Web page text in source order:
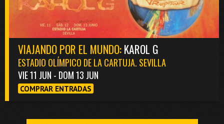
VIAJANDO POR EL MUNDO:KAROL G
ESTADIO OLÍMPICO DE LA CARTUJA. SEVILLA
VIE 11 JUN - DOM 13 JUN
COMPRAR ENTRADAS